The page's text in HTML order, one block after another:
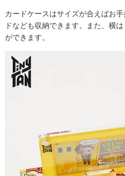
カードケースはサイズが合えばお
ドなども収納できます。また、横
ができます。